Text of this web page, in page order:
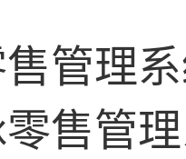
管理
售管